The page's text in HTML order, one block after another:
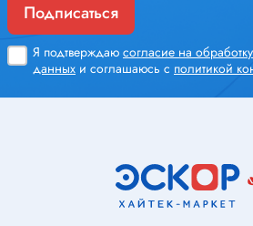
Подписаться
Я подтверждаю согласие на
данных и соглашаюсь с политикой